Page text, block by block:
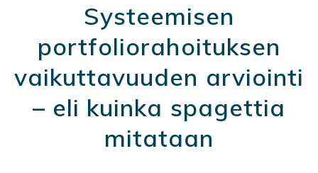
Systeemisen
portfoliorahoituksen
vaikuttavuuden arviointi
– eli kuinka spagettia
mitataan